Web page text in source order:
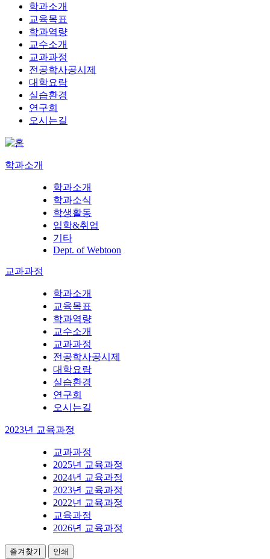
학과소개
교육목표
학과역량
교수소개
교과과정
전공학사공시제
대학요람
실습환경
연구회
오시는길
학과소개
학과소개
학과소식
학생활동
입학&취업
기타
Dept. of Webtoon
교과과정
학과소개
교육목표
학과역량
교수소개
교과과정
전공학사공시제
대학요람
실습환경
연구회
오시는길
2023년 교육과정
교과과정
2025년 교육과정
2024년 교육과정
2023년 교육과정
2022년 교육과정
교육과정
2026년 교육과정
즐겨찾기 인쇄